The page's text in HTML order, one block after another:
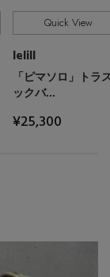
Quick View
lelill
「ピマソロ」トラ
ックバ...
¥25,300